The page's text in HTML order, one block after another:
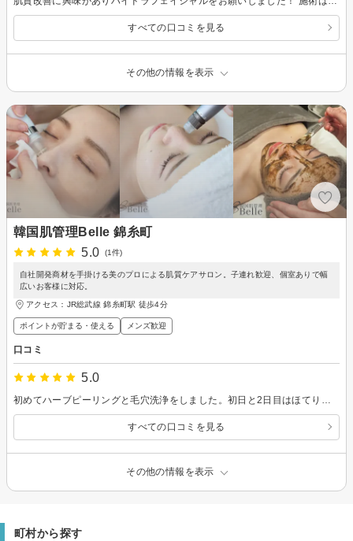
すべての口コミを見る
その他の情報を表示
韓国肌管理Belle 錦糸町
5.0
(1件)
自社開発商材を手掛ける美のプロによる肌質ケアサロン。子連れ歓迎、個室ありで幅
広いお客様に対応。
アクセス：JR総武線 錦糸町駅 徒歩4分
ポイントが貯まる・使える メンズ歓迎
口コミ
5.0
すべての口コミを見る
その他の情報を表示
町村から探す